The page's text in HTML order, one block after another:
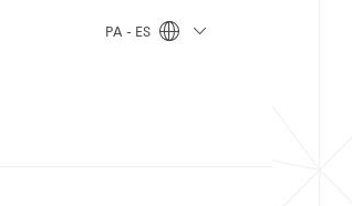
PA - ES